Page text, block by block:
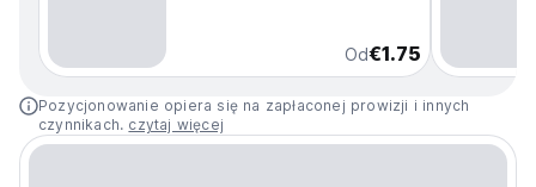
Od€1.75
Pozycjonowanie opiera się na zapłaconej prowizji i innych
czynnikach. czytaj więcej